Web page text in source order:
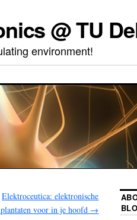
@ TU
environment!
Elektroceutica: elektronische
voor in je hoofd →